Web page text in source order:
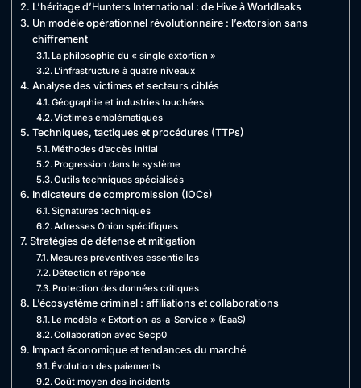
L’héritage d’Hunters International : de Hive à Worldleaks
Un modèle opérationnel révolutionnaire : l’extorsion sans
chiffrement
La philosophie du « single extortion »
L’infrastructure à quatre niveaux
Analyse des victimes et secteurs ciblés
Géographie et industries touchées
Victimes emblématiques
Techniques, tactiques et procédures (TTPs)
Méthodes d’accès initial
Progression dans le système
Outils techniques spécialisés
Indicateurs de compromission (IOCs)
Signatures techniques
Adresses Onion spécifiques
Stratégies de défense et mitigation
Mesures préventives essentielles
Détection et réponse
Protection des données critiques
L’écosystème criminel : affiliations et collaborations
Le modèle « Extortion-as-a-Service » (EaaS)
Collaboration avec Secp0
Impact économique et tendances du marché
Évolution des paiements
Coût moyen des incidents